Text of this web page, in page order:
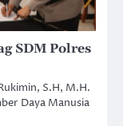
SDM Polres
S.H, M.H.
Daya Manusia